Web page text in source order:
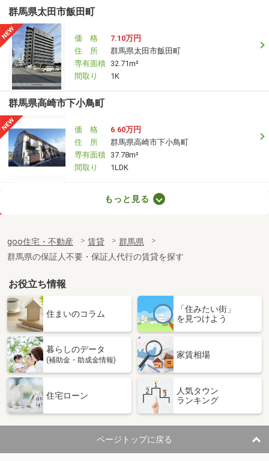
群馬県太田市飯田町
価 格
7.10万円
住 所
群馬県太田市飯田町
専有面積 32.71m²
間取り
1K
群馬県高崎市下小鳥町
価 格
6.60万円
住 所
群馬県高崎市下小鳥町
専有面積 37.78m²
間取り
1LDK
群馬県前橋市三俣町１丁目
専有面積
69.2m²
間取り
3LDK
群馬県桐生市広沢町間ノ島
価 格
5.50万円
群馬県桐生市広沢町間ノ島
専有面積 95.32m²
間取り
群馬県太田市飯田町
住 所
群馬県太田市飯田町
専有面積 48.2m²
間取り
1LDK
もっと見る
goo住宅・不動産 賃貸
群馬県
群馬県の保証人不要・保証人代行の賃貸を探す
お役立ち情報
住まいのコラム
「住みたい街」
を見つけよう
暮らしのデータ
(補助金・助成金情報)
家賃相場
住宅ローン
人気タウン
ランキング
ページトップに戻る